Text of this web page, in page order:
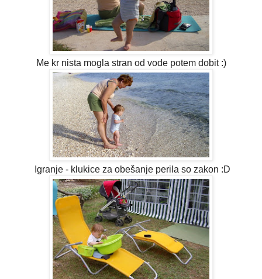
Me kr nista mogla stran od vode potem dobit :)
Igranje - klukice za obešanje perila so zakon :D